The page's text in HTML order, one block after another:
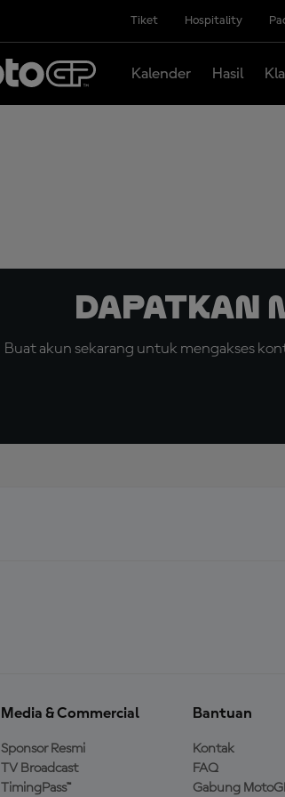
Tiket Hospitality
Kalender Hasil
Dapatkan
Buat akun sekarang untuk mengakses
Media & Commercial
Sponsor Resmi
TV Broadcast
TimingPass™
Bantuan
Kontak
FAQ
Gabung